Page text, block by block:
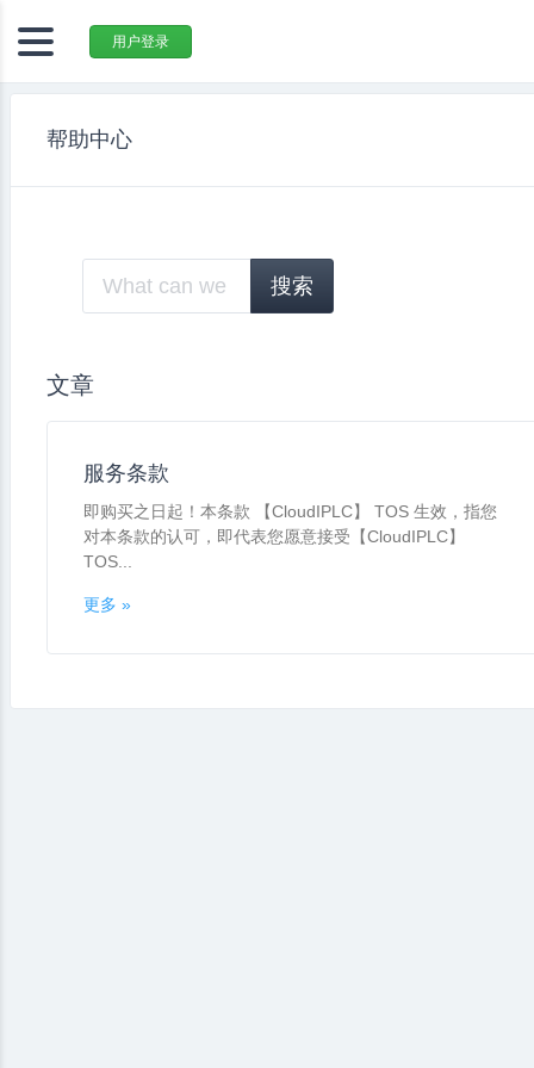
用户登录
帮助中心
文章
服务条款
即购买之日起！本条款 【CloudIPLC】 TOS 生效，指您
对本条款的认可，即代表您愿意接受【CloudIPLC】
TOS...
更多 »